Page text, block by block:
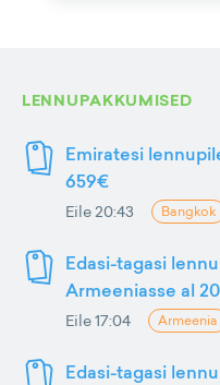
LENNUPAKKUMISED
Emiratesi
659€
Eile 20:43 Bangkok
Edasi-tagasi
Armeeniasse al
Eile 17:04 Armeenia
Edasi-tagasi